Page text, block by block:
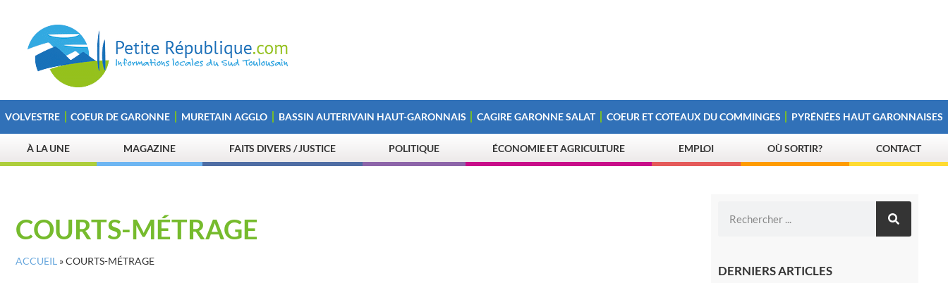
VOLVESTRE COEUR DE GARONNE MURETAIN AGGLO BASSIN AUTERIVAIN HAUT-GARONNAIS CAGIRE GARONNE SALAT COEUR ET COTEAUX DU COMMINGES PYRÉNÉES HAUT GARONNAISES
À LA UNE MAGAZINE FAITS DIVERS / JUSTICE POLITIQUE ÉCONOMIE ET AGRICULTURE EMPLOI OÙ SORTIR? CONTACT
COURTS-MÉTRAGE
ACCUEIL »COURTS-MÉTRAGE
DERNIERS ARTICLES